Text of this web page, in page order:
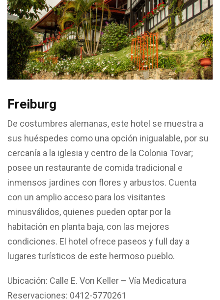
Freiburg
De costumbres alemanas, este hotel se muestra a
sus huéspedes como una opción inigualable, por su
cercanía a la iglesia y centro de la Colonia Tovar;
posee un restaurante de comida tradicional e
inmensos jardines con flores y arbustos. Cuenta
con un amplio acceso para los visitantes
minusválidos, quienes pueden optar por la
habitación en planta baja, con las mejores
condiciones. El hotel ofrece paseos y full day a
lugares turísticos de este hermoso pueblo.
Ubicación: Calle E. Von Keller – Vía Medicatura
Reservaciones: 0412-5770261